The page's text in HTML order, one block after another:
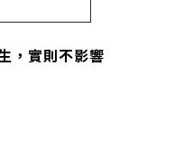
，實則不影響